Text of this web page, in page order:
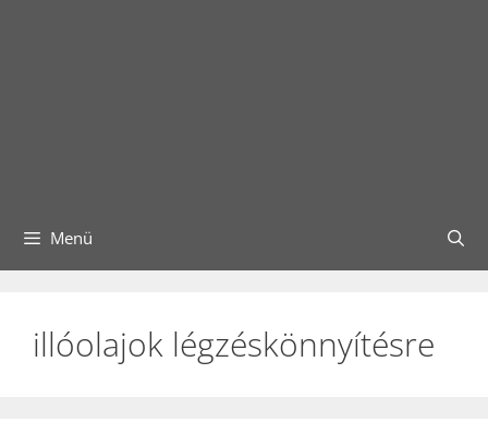
Menü
illóolajok légzéskönnyítésre